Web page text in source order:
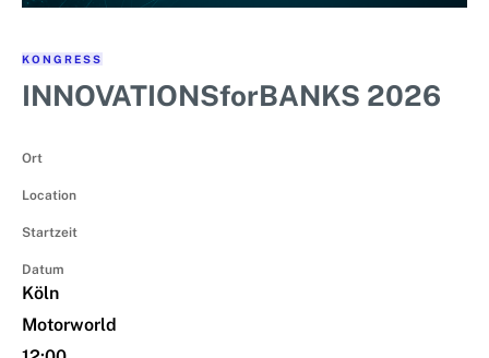
KONGRESS
INNOVATIONSforBANKS 2026
Ort
Location
Startzeit
Datum
Köln
Motorworld